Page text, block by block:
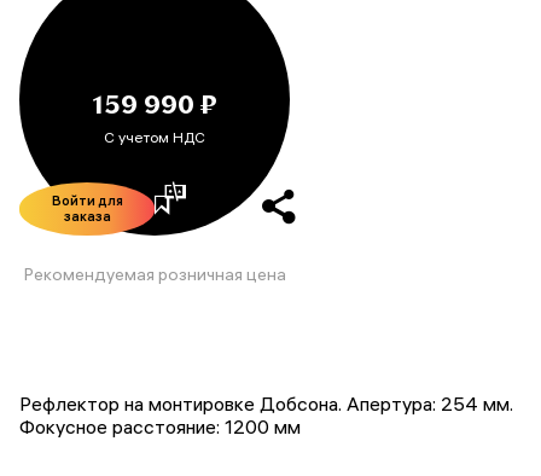
159 990 ₽
С учетом НДС
Войти для
заказа
Рекомендуемая розничная цена
Рефлектор на монтировке Добсона. Апертура: 254 мм.
Фокусное расстояние: 1200 мм